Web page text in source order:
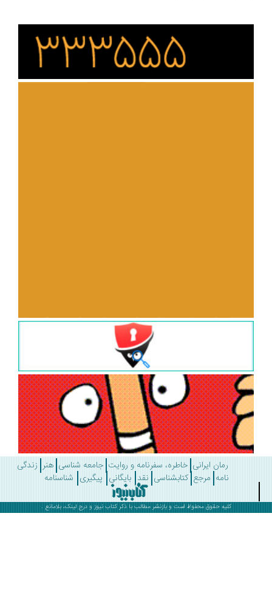
رمان ایرانی خاطره، سفرنامه و روایت جامعه شناسی هنر زندگی
مرجع کتابشناسی نقد بایگانی پیگیری شناسنامه
کلیه حقوق محفوظ است و بازنشر مطالب با ذکرکتاب نیوز و درج لینک، بلامانع .